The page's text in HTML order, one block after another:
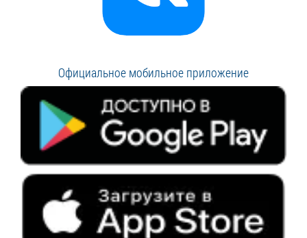
Официальное мобильное приложение